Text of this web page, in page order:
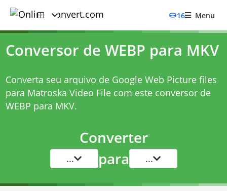
16 Menu
Conversor de WEBP para MKV
Converta seu arquivo de Google Web Picture files
para Matroska Video File com este conversor de
WEBP para MKV.
Converter
... para ...